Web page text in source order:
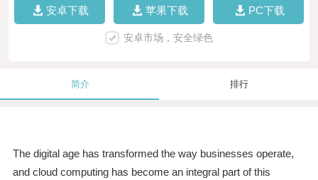
安卓下载 苹果下载 PC下载
安卓市场，安全绿色
简介 排行
The digital age has transformed the way businesses operate,
and cloud computing has become an integral part of this